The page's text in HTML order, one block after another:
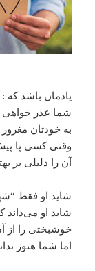
یادمان باشد
شما عذر خواهی
به خودتان
وقتی کسی پا
آن را دلیلی بر
شاید او فقط
شاید او
خوشبختی را از
اما شما هنوز